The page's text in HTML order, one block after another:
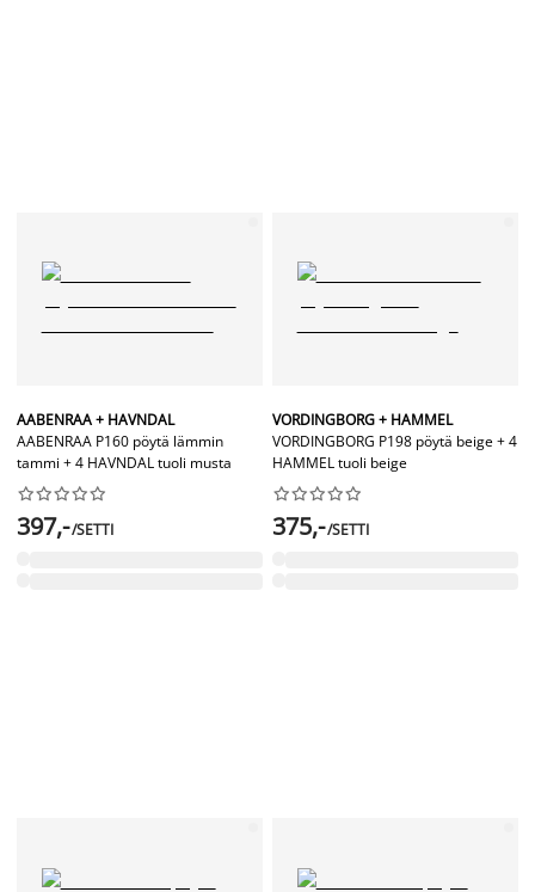
AABENRAA + HAVNDAL
AABENRAA P160 pöytä lämmin
tammi + 4 HAVNDAL tuoli musta






397,-/SETTI
VORDINGBORG + HAMMEL
VORDINGBORG P198 pöytä beige + 4
HAMMEL tuoli beige






375,-/SETTI